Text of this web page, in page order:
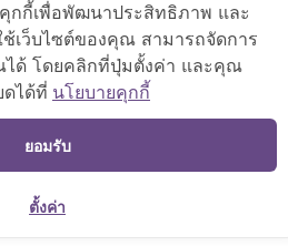
2569 กระทรวงแรงงาน
ซต์| คำถามที่พบบ่อย
TOP
คุกกี้เพื่อพัฒนาประสิทธิภาพ และ
เว็บไซต์ของคุณ สามารถจัดการ
ได้ โดยคลิกที่ปุ่มตั้งค่า และคุณ
ดได้ที่ นโยบายคุกกี้
ยอมรับ
ตั้งค่า